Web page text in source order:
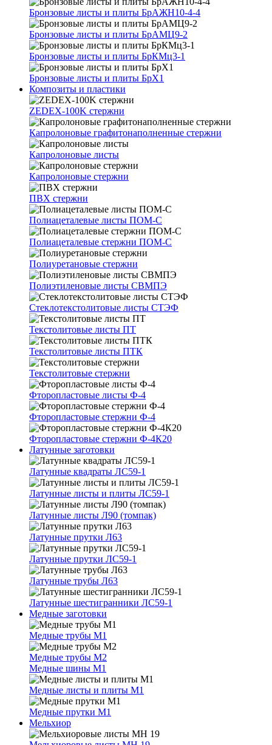
Бронзовые листы и плиты БрАЖН10-4-4
Бронзовые листы и плиты БрАМЦ9-2
Бронзовые листы и плиты БрКМц3-1
Бронзовые листы и плиты БрХ1
Композиты и пластики
ZEDEX-100K стержни
Капролоновые графитонаполненные стержни
Капролоновые листы
Капролоновые стержни
ПВХ стержни
Полиацеталевые листы ПОМ-С
Полиацеталевые стержни ПОМ-С
Полиуретановые стержни
Полиэтиленовые листы СВМПЭ
Стеклотекстолитовые листы СТЭФ
Текстолитовые листы ПТ
Текстолитовые листы ПТК
Текстолитовые стержни
Фторопластовые листы Ф-4
Фторопластовые стержни Ф-4
Фторопластовые стержни Ф-4К20
Латунные заготовки
Латунные квадраты ЛС59-1
Латунные листы и плиты ЛС59-1
Латунные листы Л90 (томпак)
Латунные прутки Л63
Латунные прутки ЛС59-1
Латунные трубы Л63
Латунные шестигранники ЛС59-1
Медные заготовки
Медные трубы М1
Медные трубы М2
Медные шины М1
Медные листы и плиты М1
Медные прутки М1
Мельхиор